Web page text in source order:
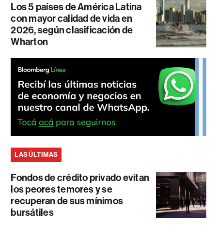
Los 5 países de América Latina
con mayor calidad de vida en
2026, según clasificación de
Wharton
LAS ÚLTIMAS
Fondos de crédito privado evitan
los peores temores y se
recuperan de sus mínimos
bursátiles